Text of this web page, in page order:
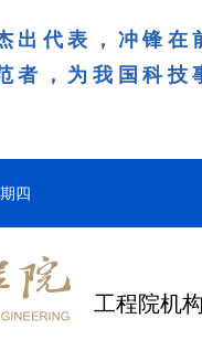
出代表，冲锋
者，为我国科技
四
工程院机构